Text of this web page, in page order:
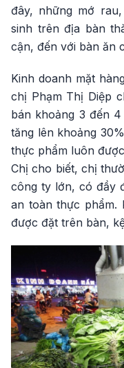
đây, những mớ
sinh trên địa bàn
cận, đến với bàn ăn
Kinh doanh mặt
chị Phạm Thị Diệp
bán khoảng 3 đến
tăng lên khoảng
thực phẩm luôn
Chị cho biết, chị
công ty lớn, có đầy
an toàn thực phẩm.
được đặt trên bàn,